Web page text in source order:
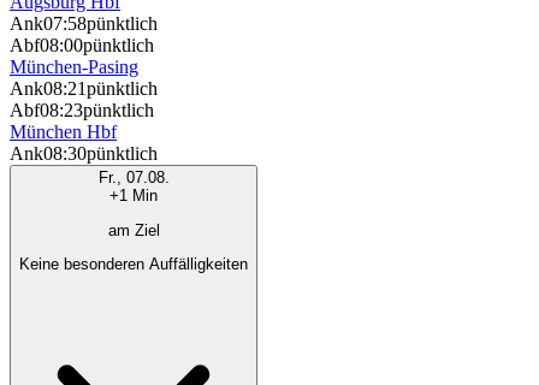
Ank07:58pünktlich
Abf08:00pünktlich
München-Pasing
Ank08:21pünktlich
Abf08:23pünktlich
München Hbf
Ank08:30pünktlich
Fr., 07.08.
+1 Min
am Ziel
Keine besonderen Auffälligkeiten